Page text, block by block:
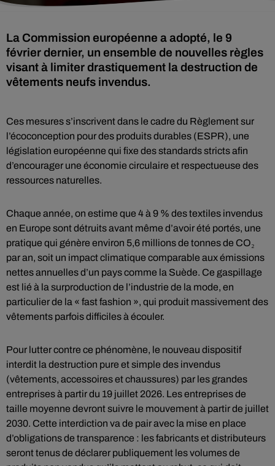
La Commission européenne a adopté, le 9
février dernier, un ensemble de nouvelles règles
visant à limiter drastiquement la destruction de
vêtements neufs invendus.
Ces mesures s’inscrivent dans le cadre du Règlement sur
l’écoconception pour des produits durables (ESPR), une
législation européenne qui fixe des standards stricts afin
d’encourager une économie circulaire et respectueuse des
ressources naturelles.
Chaque année, on estime que 4 à 9 % des textiles invendus
en Europe sont détruits avant même d’avoir été portés, une
pratique qui génère environ 5,6 millions de tonnes de CO₂
par an, soit un impact climatique comparable aux émissions
nettes annuelles d’un pays comme la Suède. Ce gaspillage
est lié à la surproduction de l’industrie de la mode, en
particulier de la « fast fashion », qui produit massivement des
vêtements parfois difficiles à écouler.
Pour lutter contre ce phénomène, le nouveau dispositif
interdit la destruction pure et simple des invendus
(vêtements, accessoires et chaussures) par les grandes
entreprises à partir du 19 juillet 2026. Les entreprises de
taille moyenne devront suivre le mouvement à partir de juillet
2030. Cette interdiction va de pair avec la mise en place
d’obligations de transparence : les fabricants et distributeurs
seront tenus de déclarer publiquement les volumes de